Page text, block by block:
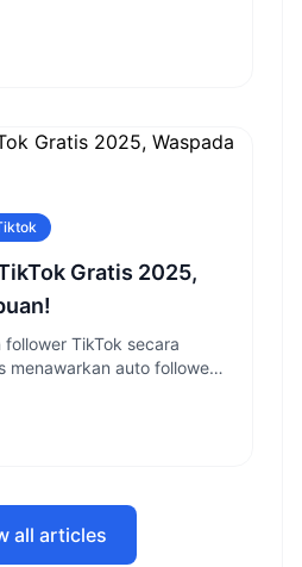
live-mu ramai
koin!
Gratis 2025,
TikTok secara
menawarkan auto follower
aman mendapatkan
jarang diketahui!
all articles